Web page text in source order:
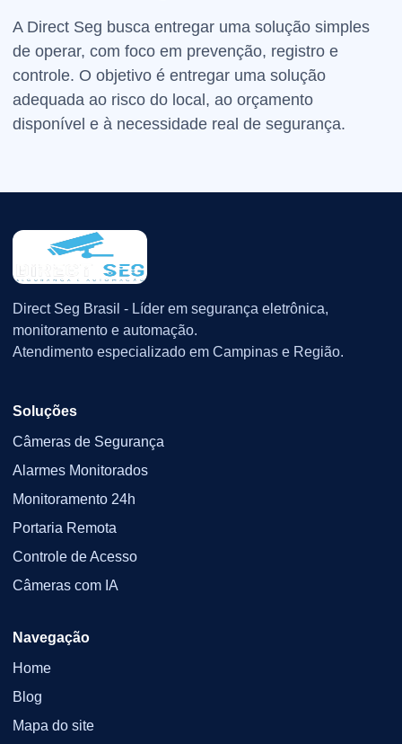
A Direct Seg busca entregar uma solução simples
de operar, com foco em prevenção, registro e
controle. O objetivo é entregar uma solução
adequada ao risco do local, ao orçamento
disponível e à necessidade real de segurança.
Direct Seg Brasil - Líder em segurança eletrônica,
monitoramento e automação.
Atendimento especializado em Campinas e Região.
Soluções
Câmeras de Segurança
Alarmes Monitorados
Monitoramento 24h
Portaria Remota
Controle de Acesso
Câmeras com IA
Navegação
Home
Blog
Mapa do site